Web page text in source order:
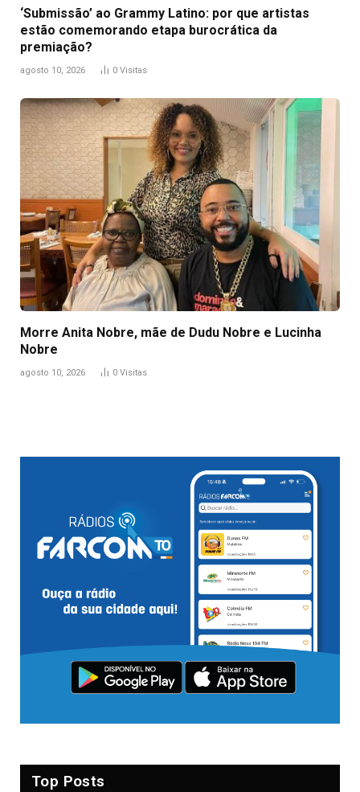
‘Submissão’ ao Grammy Latino: por que artistas
estão comemorando etapa burocrática da
premiação?
agosto 10, 2026 0 Visitas
Morre Anita Nobre, mãe de Dudu Nobre e Lucinha
Nobre
agosto 10, 2026 0 Visitas
Top Posts